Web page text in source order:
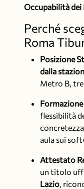
Occupabilità
Perché
Roma
Posizione
dalla
Metro B,
flessibilità
aula sui
Attestato
un titolo
Lazio ,